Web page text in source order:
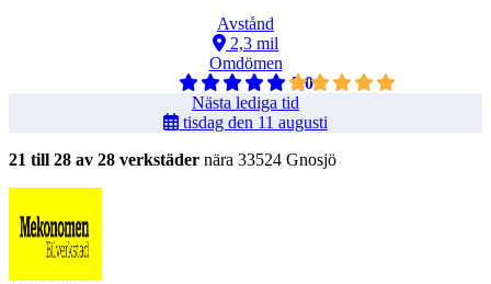
Avstånd
2,3 mil
Omdömen
5,0
Nästa lediga tid
tisdag den 11 augusti
21 till 28 av 28 verkstäder nära 33524 Gnosjö